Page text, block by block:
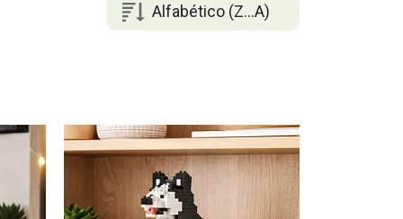
Alfabético (Z...A)